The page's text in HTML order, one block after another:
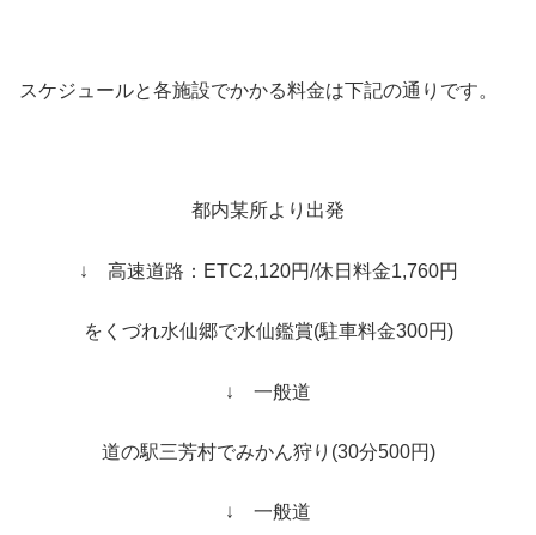
スケジュールと各施設でかかる料金は下記の通りです。
都内某所より出発
↓ 高速道路：ETC2,120円/休日料金1,760円
をくづれ水仙郷で水仙鑑賞(駐車料金300円)
↓ 一般道
道の駅三芳村でみかん狩り(30分500円)
↓ 一般道